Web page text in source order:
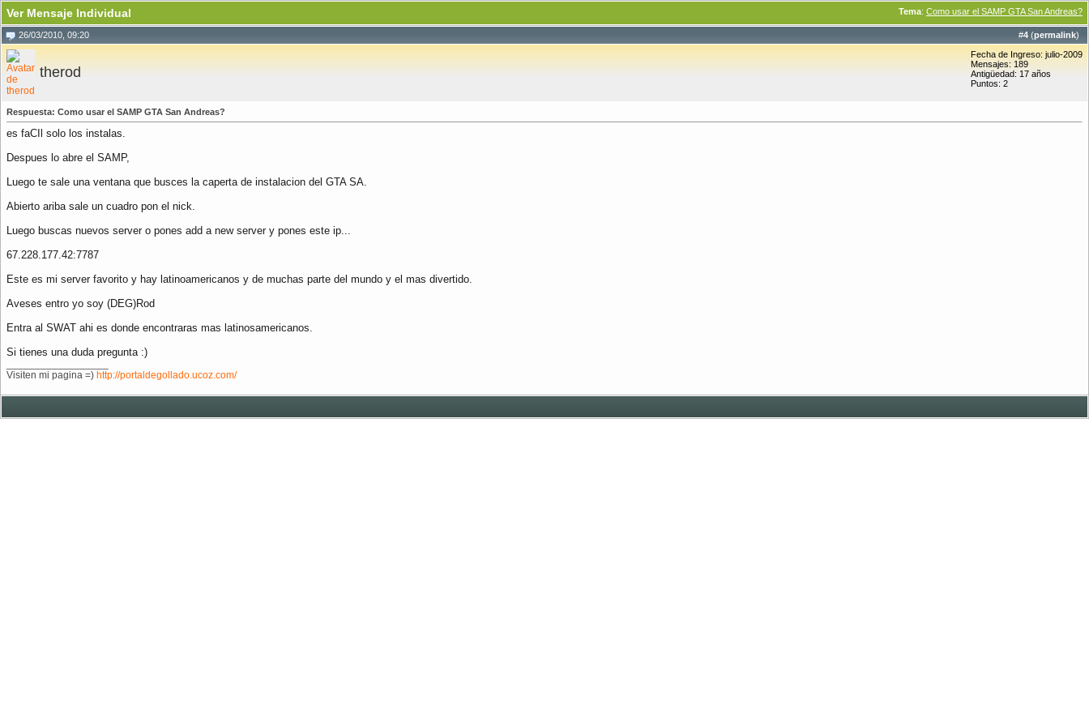
Tema: Como usar el SAMP GTA San Andreas?
Ver Mensaje Individual
#4 (permalink)
26/03/2010, 09:20
therod
Fecha de Ingreso: julio-2009
Mensajes: 189
Antigüedad: 17 años
Puntos: 2
Respuesta: Como usar el SAMP GTA San Andreas?
es faCIl solo los instalas.
Despues lo abre el SAMP,
Luego te sale una ventana que busces la caperta de instalacion del GTA SA.
Abierto ariba sale un cuadro pon el nick.
Luego buscas nuevos server o pones add a new server y pones este ip...
67.228.177.42:7787
Este es mi server favorito y hay latinoamericanos y de muchas parte del mundo y el mas divertido.
Aveses entro yo soy (DEG)Rod
Entra al SWAT ahi es donde encontraras mas latinosamericanos.
Si tienes una duda pregunta :)
Visiten mi pagina =) http://portaldegollado.ucoz.com/